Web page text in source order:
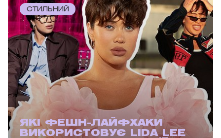
СТИЛЬНИЙ
ЯКІ ФЕШН-ЛАЙФХАКИ
ВИКОРИСТОВУЄ LIDA LEE